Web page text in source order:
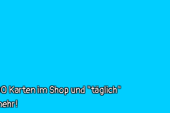
Karten im Shop und "täglich"